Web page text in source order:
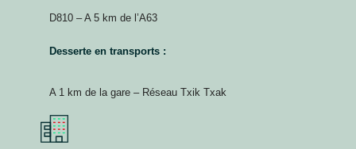
D810 – A 5 km de l’A63
Desserte en transports :
A 1 km de la gare – Réseau Txik Txak